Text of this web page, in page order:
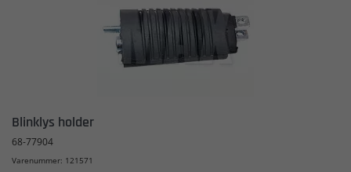
Blinklys holder
68-77904
Varenummer: 121571